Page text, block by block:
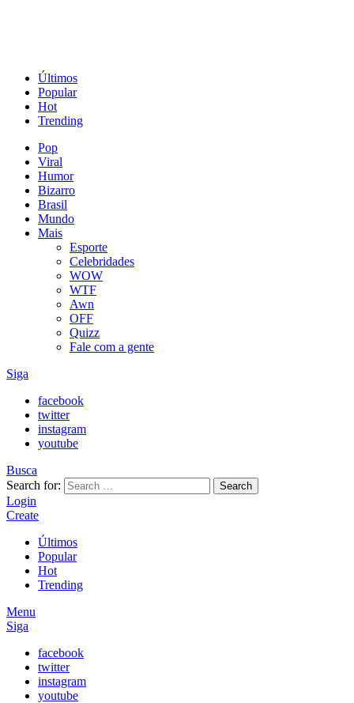
Últimos
Popular
Hot
Trending
Pop
Viral
Humor
Bizarro
Brasil
Mundo
Mais
Esporte
Celebridades
WOW
WTF
Awn
OFF
Quizz
Fale com a gente
Siga
facebook
twitter
instagram
youtube
Busca
Search for:
Search
Login
Create
Últimos
Popular
Hot
Trending
Menu
Siga
facebook
twitter
instagram
youtube